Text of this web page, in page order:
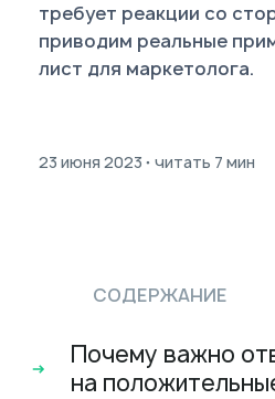
23 июня 2023 · читать 7 мин
требует реакции со
приводим реальные
лист для маркетолога.
СОДЕРЖАНИЕ
Почему важно
на